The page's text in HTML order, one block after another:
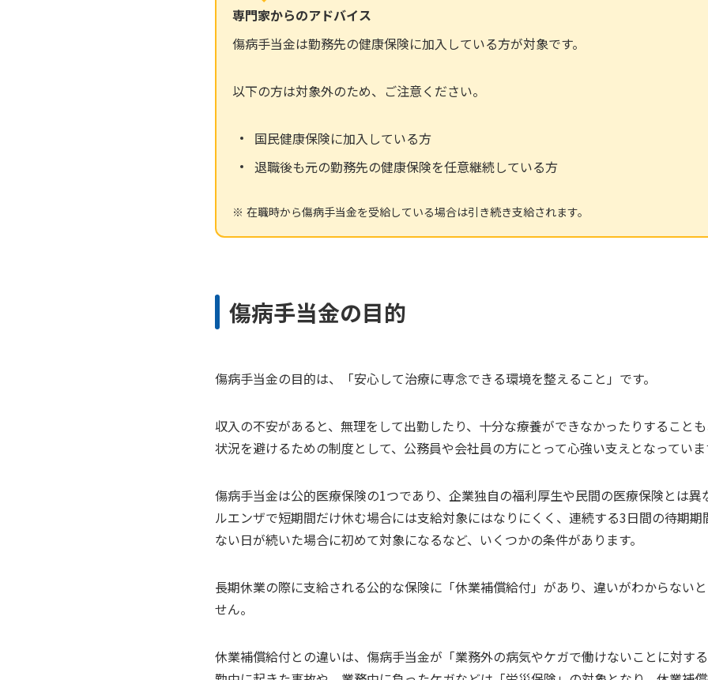
専門家からのアドバイス
傷病手当金は勤務先の健康保険に加入している方が対象です。
以下の方は対象外のため、ご注意ください。
国民健康保険に加入している方
退職後も元の勤務先の健康保険を任意継続している方
在職時から傷病手当金を受給している場合は引き続き支給されます。
傷病手当金の目的
傷病手当金の目的は、「安心して治療に専念できる環境を整えること」です。
収入の不安があると、無理をして出勤したり、十分な療養ができなかったりすること
状況を避けるための制度として、公務員や会社員の方にとって心強い支えとなっていま
傷病手当金は公的医療保険の1つであり、企業独自の福利厚生や民間の医療保険とは異
ルエンザで短期間だけ休む場合には支給対象にはなりにくく、連続する3日間の待期
ない日が続いた場合に初めて対象になるなど、いくつかの条件があります。
長期休業の際に支給される公的な保険に「休業補償給付」があり、違いがわからない
せん。
休業補償給付との違いは、傷病手当金が「業務外の病気やケガで働けないことに対す